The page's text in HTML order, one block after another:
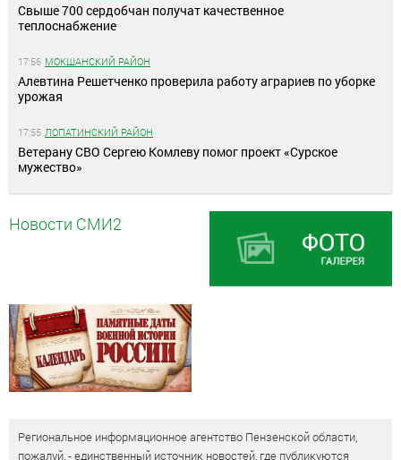
Свыше 700 сердобчан получат качественное
теплоснабжение
17:56 МОКШАНСКИЙ РАЙОН
Алевтина Решетченко проверила работу аграриев по уборке
урожая
17:55 ЛОПАТИНСКИЙ РАЙОН
Ветерану СВО Сергею Комлеву помог проект «Сурское
мужество»
Новости СМИ2
Региональное информационное агентство Пензенской области,
пожалуй, - единственный источник новостей, где публикуются